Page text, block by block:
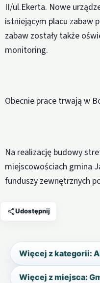
II/ul.Ekerta. Nowe
istniejącym placu zabaw
zabaw zostały także
monitoring.
Obecnie prace trwają w
Na realizację budowy
miejscowościach gmina
funduszy zewnętrznych
Udostępnij
Więcej z kategorii:
Więcej z miejsca: